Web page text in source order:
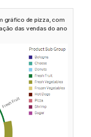
gráfico de pizza, com
das vendas do ano